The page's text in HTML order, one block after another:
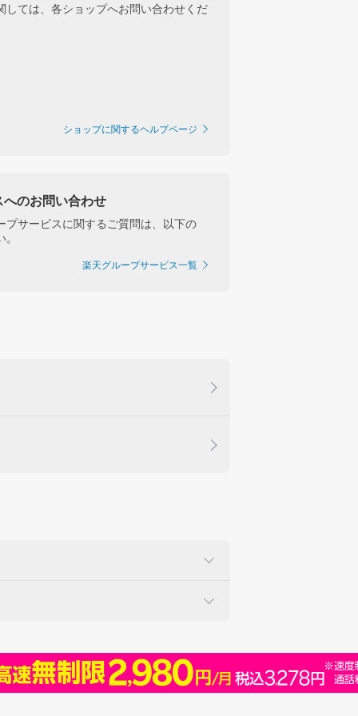
しては、各ショップへお問い合わせくだ
ショップに関するヘルプページ
のお問い合わせ
プサービスに関するご質問は、以下の
楽天グループサービス一覧